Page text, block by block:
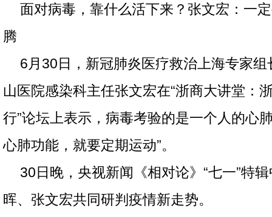
面对病毒，靠什么活下来？张文宏：一
腾
6月30日，新冠肺炎医疗救治上海专家
山医院感染科主任张文宏在“浙商大讲堂：
行”论坛上表示，病毒考验的是一个人的心
心肺功能，就要定期运动”。
30日晚，央视新闻《相对论》“七一”特
晖、张文宏共同研判疫情新走势。